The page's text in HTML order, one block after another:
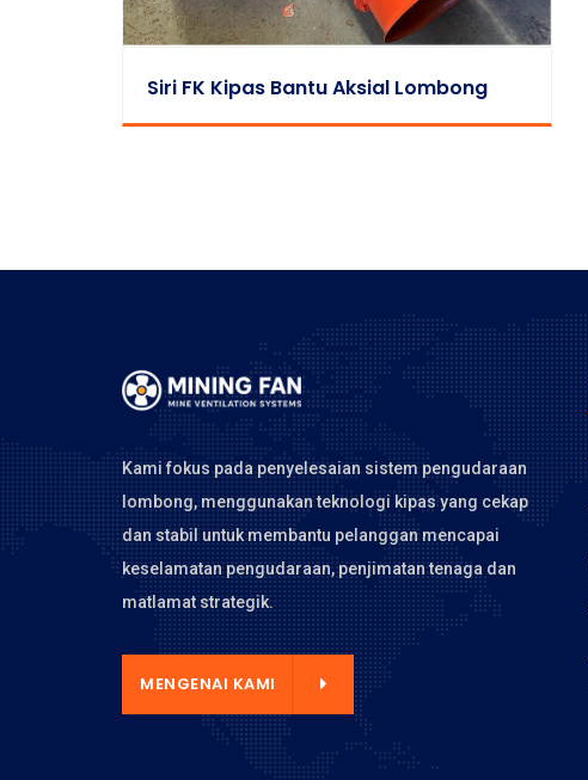
Siri FK Kipas Bantu Aksial Lombong
Kami fokus pada penyelesaian sistem pengudaraan
lombong, menggunakan teknologi kipas yang cekap
dan stabil untuk membantu pelanggan mencapai
keselamatan pengudaraan, penjimatan tenaga dan
matlamat strategik.
MENGENAI KAMI